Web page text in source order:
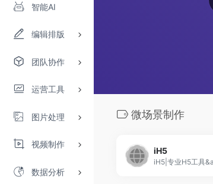
智能AI
编辑排版
团队协作
运营工具
图片处理
视频制作
数据分析
微场景制作
iH5